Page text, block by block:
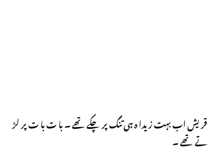
قر یش اب بہت زیدا ہ ہی تنگ پر چکے تھے ۔ با ت با ت پر لڑ
تے تھے ۔